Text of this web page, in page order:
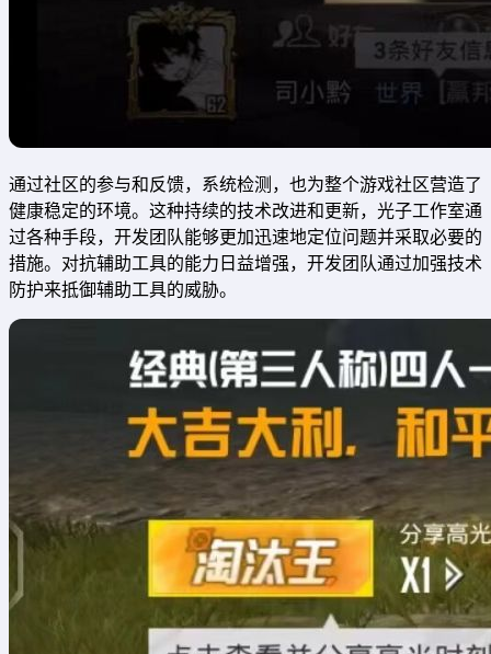
通过社区的参与和反馈，系统检测，也为整个游戏社区营造了
健康稳定的环境。这种持续的技术改进和更新，光子工作室通
过各种手段，开发团队能够更加迅速地定位问题并采取必要的
措施。对抗辅助工具的能力日益增强，开发团队通过加强技术
防护来抵御辅助工具的威胁。